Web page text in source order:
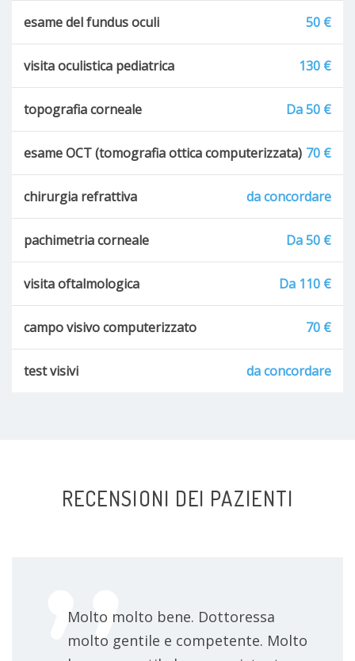
esame del fundus oculi 50 €
visita oculistica pediatrica 130 €
topografia corneale Da 50 €
esame OCT (tomografia ottica computerizzata) 70 €
chirurgia refrattiva da concordare
pachimetria corneale Da 50 €
visita oftalmologica Da 110 €
campo visivo computerizzato 70 €
test visivi da concordare
RECENSIONI DEI PAZIENTI
Molto molto bene. Dottoressa
molto gentile e competente. Molto